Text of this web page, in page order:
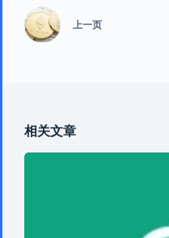
上一页
相关文章